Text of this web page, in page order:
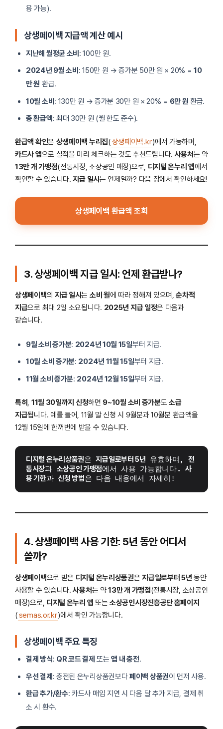
용 가능).
상생페이백 지급액 계산 예시
지난해 월평균 소비 : 100만 원.
2024년 9월 소비 : 150만 원 → 증가분 50만 원 × 20% =10
만 원 환급.
10월 소비 : 130만 원 → 증가분 30만 원 × 20% = 6만 원 환급.
총 환급액: 최대 30만 원 (월 한도 준수).
환급액 확인은 상생페이백 누리집(상생페이백.kr)에서 가능하며,
카드사 앱으로 실적을 미리 체크하는 것도 추천드립니다. 사용처는 약
13만 개 가맹점(전통시장, 소상공인 매장)으로, 디지털 온누리 앱에서
확인할 수 있습니다.지급 일시 는 언제일까? 다음 장에서 확인하세요!
상생페이백 환급액 조회
3. 상생페이백 지급 일시: 언제 환급받나?
상생페이백의 지급 일시는 소비 월에 따라 정해져 있으며,순차적
지급으로 최대 2일 소요됩니다. 2025년 지급 일정은 다음과
같습니다.
9월 소비 증가분: 2024년 10월 15일부터 지급.
10월 소비 증가분: 2024년 11월 15일부터 지급.
11월 소비 증가분: 2024년 12월 15일부터 지급.
특히 , 11월 30일까지 신청하면 9~10월 소비 증가분도소급
지급됩니다. 예를 들어, 11월 말 신청 시 9월분과 10월분 환급액을
12월 15일에 한꺼번에 받을 수 있습니다.
디지털 온누리상품권은 지급일로부터 5년 유효하며, 전
통시장과 소상공인 가맹점에서 사용 가능합니다. 사
용 기한과 신청 방법은 다음 내용에서 자세히!
4. 상생페이백 사용 기한: 5년 동안 어디서
쓸까?
상생페이백으로 받은 디지털 온누리상품권은지급일로부터 5년 동안
사용할 수 있습니다.사용처는 약13만 개 가맹점(전통시장, 소상공인
매장)으로, 디지털 온누리 앱 또는소상공인시장진흥공단 홈페이지
(semas.or.kr)에서 확인 가능합니다.
상생페이백 주요 특징
결제 방식: QR 코드 결제 또는앱 내 충전.
우선 결제 : 충전된 온누리상품권보다페이백 상품권이 먼저 사용.
환급 추가/환수: 카드사 매입 지연 시 다음 달 추가 지급, 결제 취
소 시 환수.